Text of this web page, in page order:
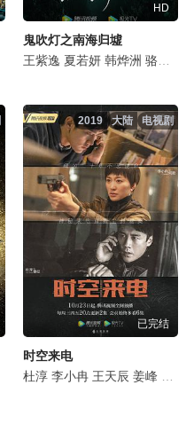
叶祖新 韩宇辰
侯雪龙 杨凯迪 吴文璟 刘柏希
刘欢 侯岩松 吴晓亮 张世 胡明 刘
HD
鬼吹灯之南海归墟
王紫逸 夏若妍 韩烨洲 骆达华
李胜强 韩烨洲 杨凯迪 马薇 张
季晨 马薇 张静初 王龙正 陈若轩
电视剧
大陆
2019
已完结
时空来电
杜淳 李小冉 王天辰 姜峰 韩烨